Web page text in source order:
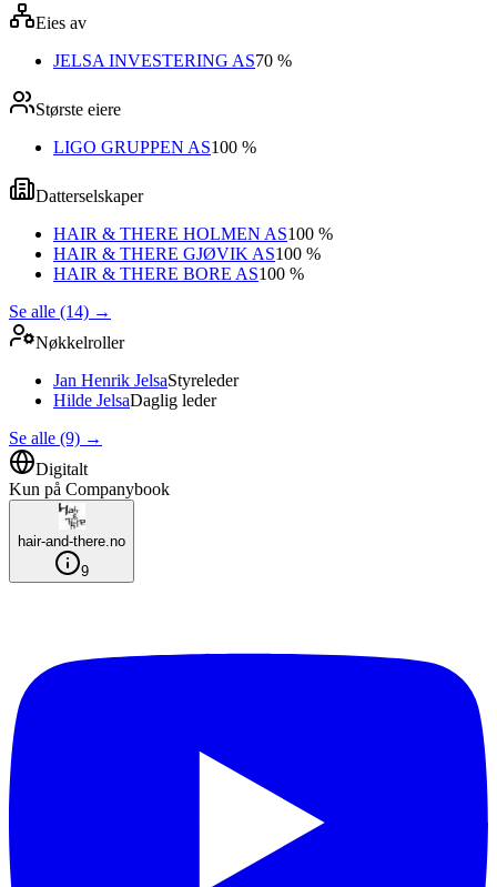
Eies av
JELSA INVESTERING AS70 %
Største eiere
LIGO GRUPPEN AS100 %
Datterselskaper
HAIR & THERE HOLMEN AS100 %
HAIR & THERE GJØVIK AS100 %
HAIR & THERE BORE AS100 %
Se alle (14) →
Nøkkelroller
Jan Henrik JelsaStyreleder
Hilde JelsaDaglig leder
Se alle (9) →
Digitalt
Kun på Companybook
hair-and-there.no
9